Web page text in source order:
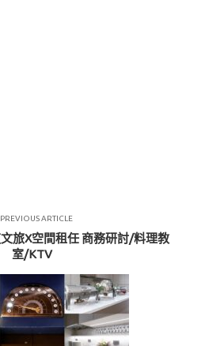
PREVIOUS ARTICLE
旅X空間租任 商務研討/料理教
室/KTV